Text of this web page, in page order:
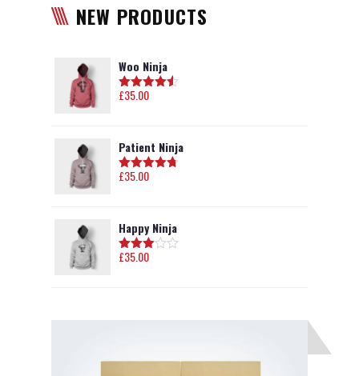
NEW PRODUCTS
Woo Ninja
Hodnotenie
£35.00
Patient Ninja
Hodnotenie
£35.00
Happy Ninja
Hodnot
£35.00